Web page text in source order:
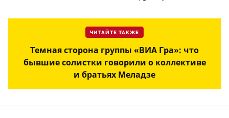
ЧИТАЙТЕ ТАКЖЕ
Темная сторона группы «ВИА Гра»: что
бывшие солистки говорили о коллективе
и братьях Меладзе